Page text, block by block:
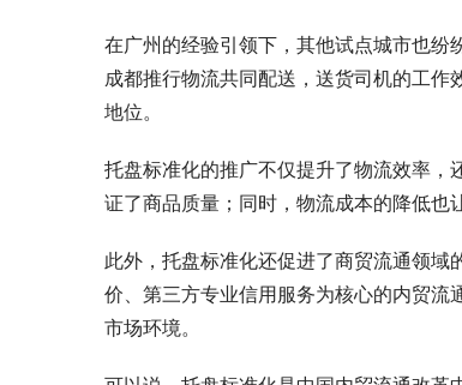
在广州的经验引领下，其他试点城市也
成都推行物流共同配送，送货司机的工
地位。
托盘标准化的推广不仅提升了物流效率
证了商品质量；同时，物流成本的降低也
此外，托盘标准化还促进了商贸流通领
价、第三方专业信用服务为核心的内贸
市场环境。